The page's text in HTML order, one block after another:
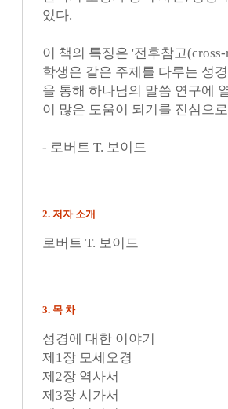
있다.
이 책의 특징은 '전후참고
학생은 같은 주제를 다루는 성
을 통해 하나님의 말씀 연구에
이 많은 도움이 되기를 진심으
- 로버트 T. 보이드
2. 저자 소개
로버트 T. 보이드
3. 목 차
성경에 대한 이야기
제1장 모세오경
제2장 역사서
제3장 시가서